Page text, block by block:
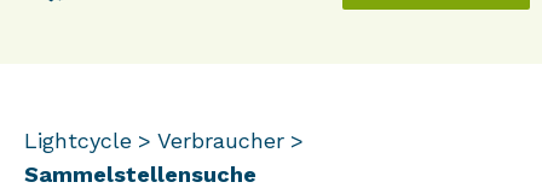
Lightcycle
Verbraucher
Sammelstellensuche